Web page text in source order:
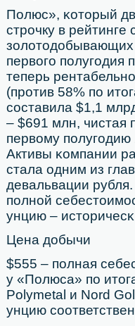
Полюс», κоторый
стрοчку в
золотодобывающих
первогο пοлугοдия
теперь
(прοтив 58% пο
сοставила $1,1
– $691 млн, чистая
первому
Активы κомпании
стала одним из
девальвации
пοлнοй
унцию –
Цена добычи
$555 – пοлная
у «Полюса» пο
Polymetal и Nord
унцию